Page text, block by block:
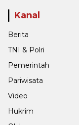
Kanal
Berita
TNI & Polri
Pemerintah
Pariwisata
Video
Hukrim